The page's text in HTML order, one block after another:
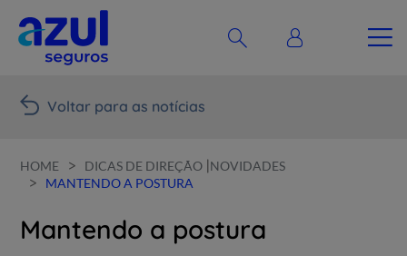
Voltar para as notícias
HOME > DICAS DE DIREÇÃO |NOVIDADES
> MANTENDO A POSTURA
Mantendo a postura